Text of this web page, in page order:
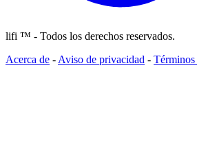
lifi ™ - Todos los derechos reservados.
Acerca de - Aviso de privacidad -